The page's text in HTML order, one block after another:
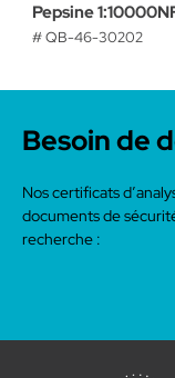
Pepsine
# QB-46-30202
Besoin de
Nos certificats
documents de
recherche :